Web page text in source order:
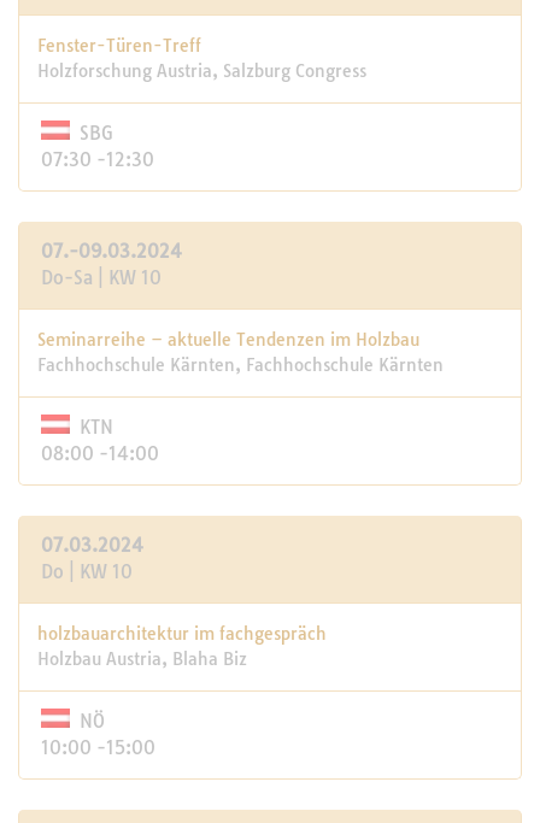
Fenster-Türen-Treff
Holzforschung Austria, Salzburg Congress
SBG
07:30 -12:30
07.-09.03.2024
Do-Sa | KW 10
Seminarreihe – aktuelle Tendenzen im Holzbau
Fachhochschule Kärnten, Fachhochschule Kärnten
KTN
08:00 -14:00
07.03.2024
Do | KW 10
holzbauarchitektur im fachgespräch
Holzbau Austria, Blaha Biz
NÖ
10:00 -15:00